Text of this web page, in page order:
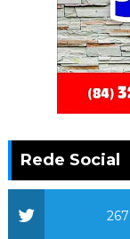
Rede Social
267